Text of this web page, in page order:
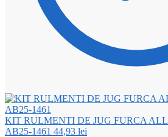
KIT RULMENTI DE JUG FURCA
AB25-1461 44,93 lei